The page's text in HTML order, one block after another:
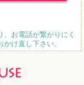
お電話が繋がりにく
け直し下さい。